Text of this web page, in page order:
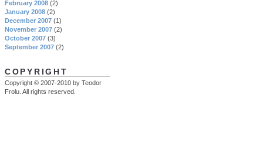
February 2008 (2)
January 2008 (2)
December 2007 (1)
November 2007 (2)
October 2007 (3)
September 2007 (2)
COPYRIGHT
Copyright © 2007-2010 by Teodor
Frolu. All rights reserved.